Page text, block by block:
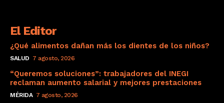
El Editor
¿Qué alimentos dañan más los dientes de los niños?
SALUD 7 agosto, 2026
“Queremos soluciones”: trabajadores del INEGI
reclaman aumento salarial y mejores prestaciones
MÉRIDA 7 agosto, 2026